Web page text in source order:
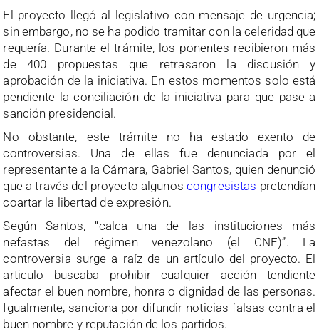
El proyecto llegó al legislativo con mensaje de urgencia;
sin embargo, no se ha podido tramitar con la celeridad que
requería. Durante el trámite, los ponentes recibieron más
de 400 propuestas que retrasaron la discusión y
aprobación de la iniciativa. En estos momentos solo está
pendiente la conciliación de la iniciativa para que pase a
sanción presidencial.
No obstante, este trámite no ha estado exento de
controversias. Una de ellas fue denunciada por el
representante a la Cámara, Gabriel Santos, quien denunció
que a través del proyecto algunoscongresistas pretendían
coartar la libertad de expresión.
Según Santos, “calca una de las instituciones más
nefastas del régimen venezolano (el CNE)”. La
controversia surge a raíz de un artículo del proyecto. El
articulo buscaba prohibir cualquier acción tendiente
afectar el buen nombre, honra o dignidad de las personas.
Igualmente, sanciona por difundir noticias falsas contra el
buen nombre y reputación de los partidos.